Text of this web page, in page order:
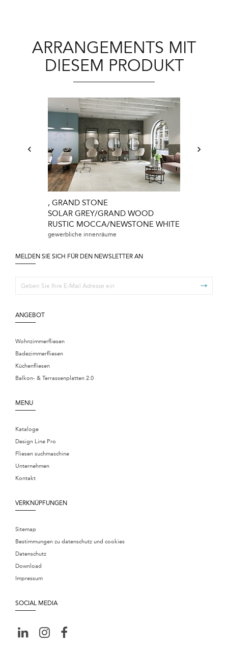
ARRANGEMENTS MIT
DIESEM PRODUKT
, GRAND STONE
SOLAR GREY/GRAND WOOD
RUSTIC MOCCA/NEWSTONE WHITE
gewerbliche innenräume
MELDEN SIE SICH FÜR DEN NEWSLETTER AN
ANGEBOT
Wohnzimmerfliesen
Badezimmerfliesen
Küchenfliesen
Balkon- & Terrassenplatten 2.0
MENU
Kataloge
Design Line Pro
Fliesen suchmaschine
Unternehmen
Kontakt
VERKNÜPFUNGEN
Sitemap
Bestimmungen zu datenschutz und cookies
Datenschutz
Download
Impressum
SOCIAL MEDIA